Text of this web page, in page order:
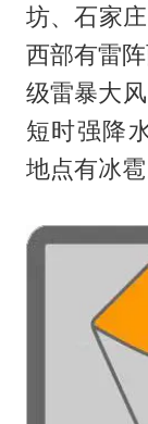
坊、石家
西部有雷
级雷暴大
短时强降
地点有冰雹